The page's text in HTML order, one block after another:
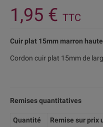
1,95 € TTC
Cuir plat 15mm marron
Cordon cuir plat 15mm de
Remises quantitatives
Quantité Remise sur prix